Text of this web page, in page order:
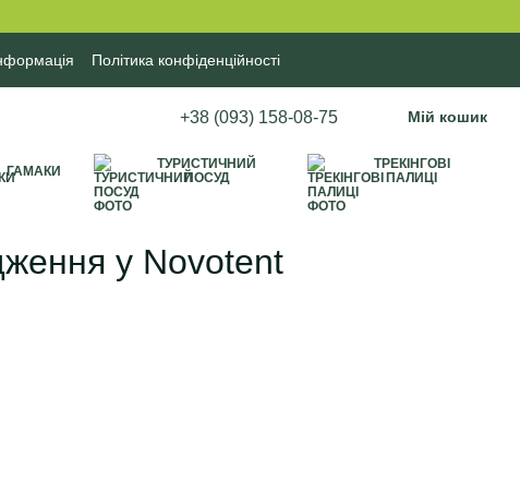
Політика конфіденційності
+38 (093) 158-08-75 Мій кошик
ГАМАКИ
ТУРИСТИЧНИЙ
ПОСУД
ТРЕКІНГОВІ
ПАЛИЦІ
у Novotent